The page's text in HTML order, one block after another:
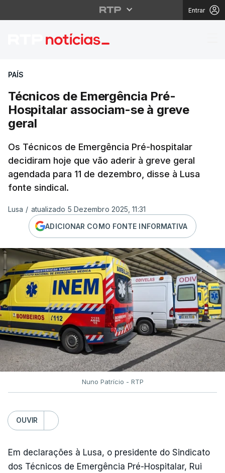
Entrar
Técnicos de
PAÍS
Técnicos de Emergência Pré-
Hospitalar associam-se à greve
geral
Os Técnicos de Emergência Pré-hospitalar
decidiram hoje que vão aderir à greve geral
agendada para 11 de dezembro, disse à Lusa
fonte sindical.
Lusa / atualizado 5 Dezembro 2025, 11:31
ADICIONAR COMO FONTE INFORMATIVA
Nuno Patrício - RTP
OUVIR
Em declarações à Lusa, o presidente do Sindicato
dos Técnicos de Emergência Pré-Hospitalar, Rui